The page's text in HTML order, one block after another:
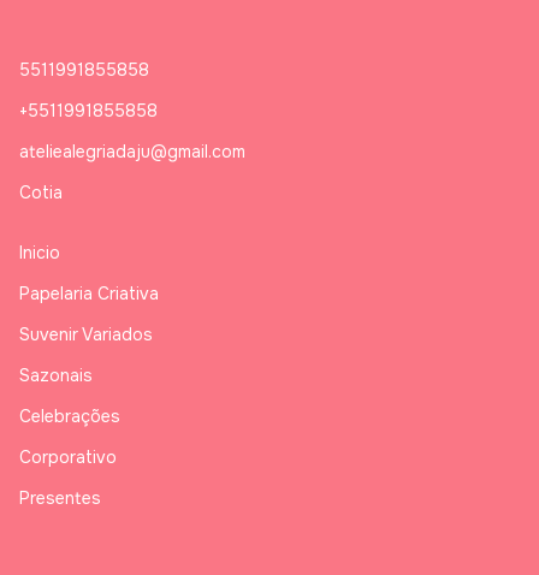
5511991855858
+5511991855858
ateliealegriadaju@gmail.com
Cotia
Inicio
Papelaria Criativa
Suvenir Variados
Sazonais
Celebrações
Corporativo
Presentes